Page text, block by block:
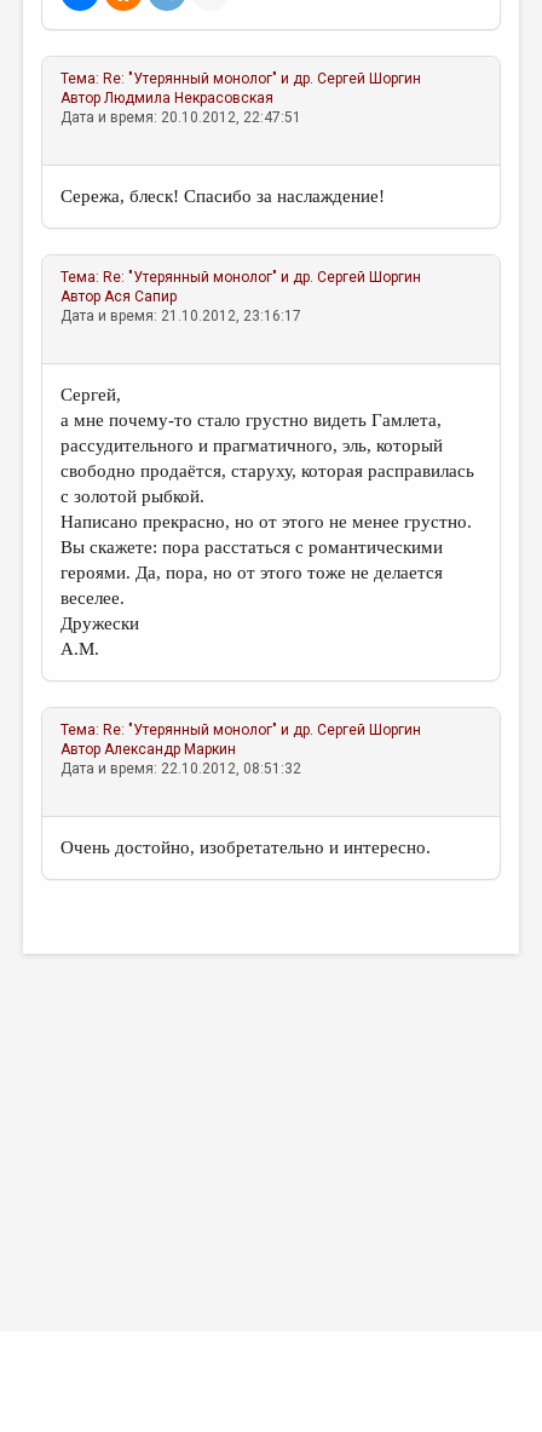
Тема: Re: "Утерянный монолог" и др. Сергей Шоргин
АвторЛюдмила Некрасовская
Дата и время: 20.10.2012, 22:47:51
Сережа, блеск! Спасибо за наслаждение!
Тема: Re: "Утерянный монолог" и др. Сергей Шоргин
АвторАся Сапир
Дата и время: 21.10.2012, 23:16:17
Сергей,
а мне почему-то стало грустно видеть Гамлета,
рассудительного и прагматичного, эль, который
свободно продаётся, старуху, которая расправилась
с золотой рыбкой.
Написано прекрасно, но от этого не менее грустно.
Вы скажете: пора расстаться с романтическими
героями. Да, пора, но от этого тоже не делается
веселее.
Дружески
А.М.
Тема: Re: "Утерянный монолог" и др. Сергей Шоргин
АвторАлександр Маркин
Дата и время: 22.10.2012, 08:51:32
Очень достойно, изобретательно и интересно.